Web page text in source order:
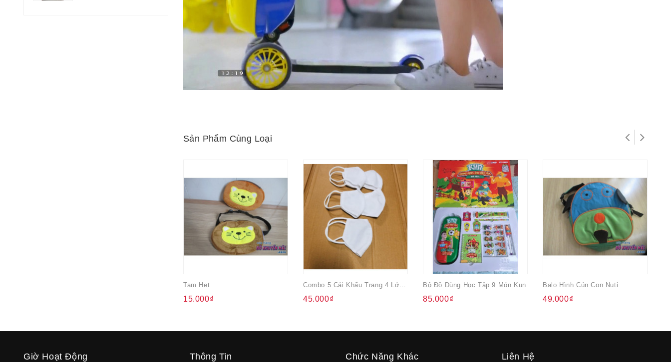
Sản Phẩm Cùng Loại
Tam Het
15.000₫ 45.000₫
Bộ Đồ Dùng Học Tập 9 Món Kun
85.000₫
Balo Hình Cún Con Nuti
49.000₫
Giờ Hoạt Động Thông Tin Chức Năng Khác Liên Hệ